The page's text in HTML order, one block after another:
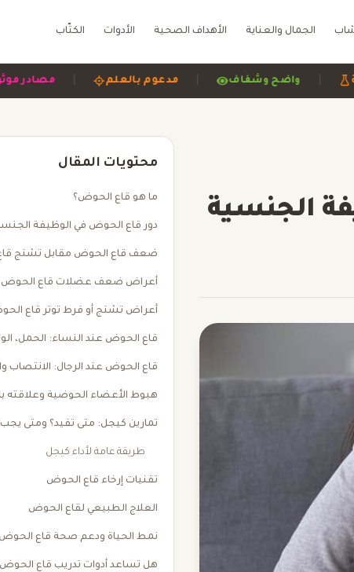
الجمال والعناية الأهداف الصحية الأدوات الكتّاب
| مدعوم بالعلم | واضح وشفاف |
الجنسية
محتويات المقال
ما هو قاع الحوض؟
دور قاع الحوض في الوظيفة
ضعف قاع الحوض مقابل تشنج
أعراض ضعف عضلات قاع الحوض
أعراض تشنج أو فرط توتر قاع
قاع الحوض عند النساء: الحمل،
قاع الحوض عند الرجال: الانتصاب
هبوط الأعضاء الحوضية وعلاقته
تمارين كيجل: متى تفيد؟ ومتى يجب
طريقة عامة لأداء كيجل
تقنيات إرخاء قاع الحوض
العلاج الطبيعي لقاع الحوض
نمط الحياة ودعم صحة قاع الحوض
هل تساعد أدوات تدريب قاع